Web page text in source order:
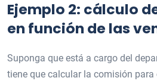
Ejemplo 2: cálculo
en función de las
Suponga que está a cargo del
tiene que calcular la comisión para